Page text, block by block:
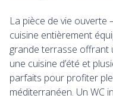
La pièce de vie ouverte
cuisine entièrement
grande terrasse offrant
une cuisine d’été et
parfaits pour profiter
méditerranéen. Un WC